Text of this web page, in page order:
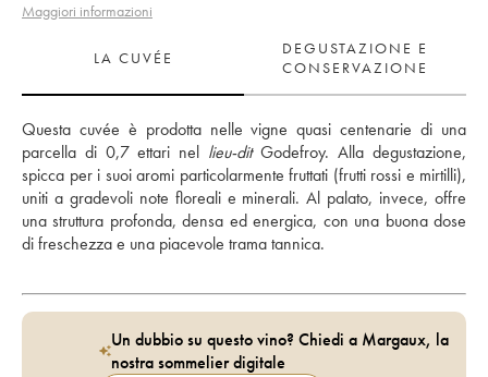
Maggiori informazioni
LA CUVÉE
DEGUSTAZIONE E
CONSERVAZIONE
Questa cuvée è prodotta nelle vigne quasi centenarie di una
parcella di 0,7 ettari nel lieu-dit Godefroy. Alla degustazione,
spicca per i suoi aromi particolarmente fruttati (frutti rossi e mirtilli),
uniti a gradevoli note floreali e minerali. Al palato, invece, offre
una struttura profonda, densa ed energica, con una buona dose
di freschezza e una piacevole trama tannica.
Un dubbio su questo vino? Chiedi a Margaux, la
nostra sommelier digitale